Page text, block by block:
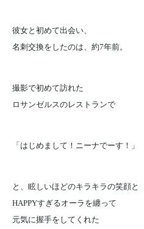
彼女と初めて出会い、
名刺交換をしたのは、約7年前。
撮影で初めて訪れた
ロサンゼルスのレストランで
「はじめまして！ニーナでーす！」
と、眩しいほどのキラキラの笑顔と
HAPPYすぎるオーラを纏って
元気に握手をしてくれた